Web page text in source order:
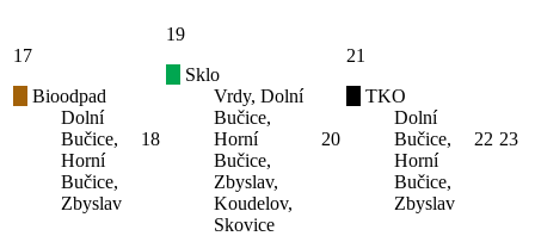
17
Bioodpad
Dolní
Bučice,
Horní
Bučice,
Zbyslav
18
19
Sklo
Vrdy, Dolní
Bučice,
Horní
Bučice,
Zbyslav,
Koudelov,
Skovice
20
21
TKO
Dolní
Bučice,
Horní
Bučice,
Zbyslav
22 23